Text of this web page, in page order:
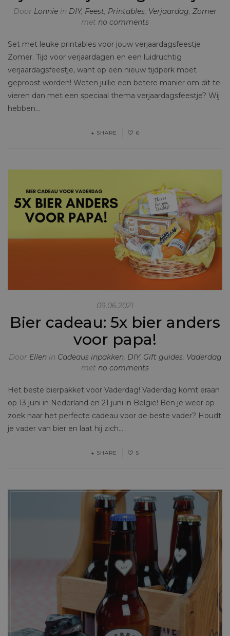
Door Lonnie in DIY, Feest, Printables, Verjaardag, Zomer
met no comments
Set met leuke printables voor jouw verjaardagsfeestje
Zomer. Tijd voor verjaardagen en een luidruchtig
verjaardagsfeestje, want op een nieuw tijdperk moet
geproost worden! Weten jullie een betere manier om dit te
vieren dan met een speciaal thema verjaardagsfeestje? Wij
hebben…
SHARE 6
09.06.2021
Bier cadeau: 5x bier anders
voor papa!
Door Ellenin Cadeaus inpakken, DIY, Gift guides, Vaderdag
met no comments
Het beste bierpakket voor Vaderdag! Vaderdag komt eraan
op 13 juni in Nederland en 21 juni in België! Ben je weer op
zoek naar het perfecte cadeau voor de beste vader? Houdt
je vader van bier en laat hij zich…
SHARE 5